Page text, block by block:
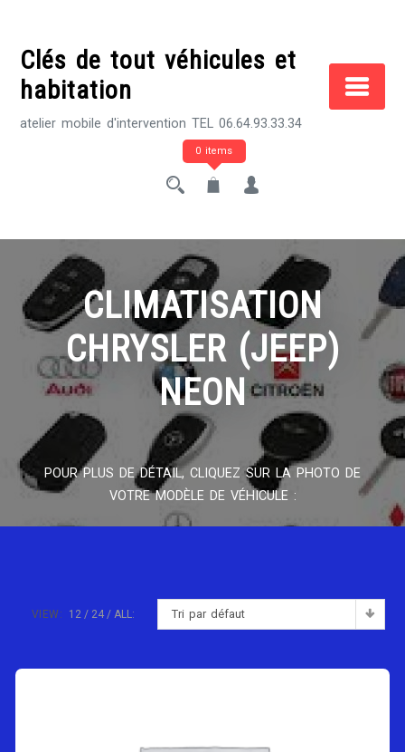
contentClés de tout véhicules et
habitation
atelier mobile d'intervention TEL 06.64.93.33.34
0 items
CLIMATISATION
CHRYSLER (JEEP)
NEON
POUR PLUS DE DÉTAIL, CLIQUEZ SUR LA PHOTO DE
VOTRE MODÈLE DE VÉHICULE :
Tri par défaut
VIEW: 12 24 ALL: